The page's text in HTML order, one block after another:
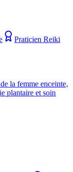
Praticien Reiki
la femme enceinte,
plantaire et soin